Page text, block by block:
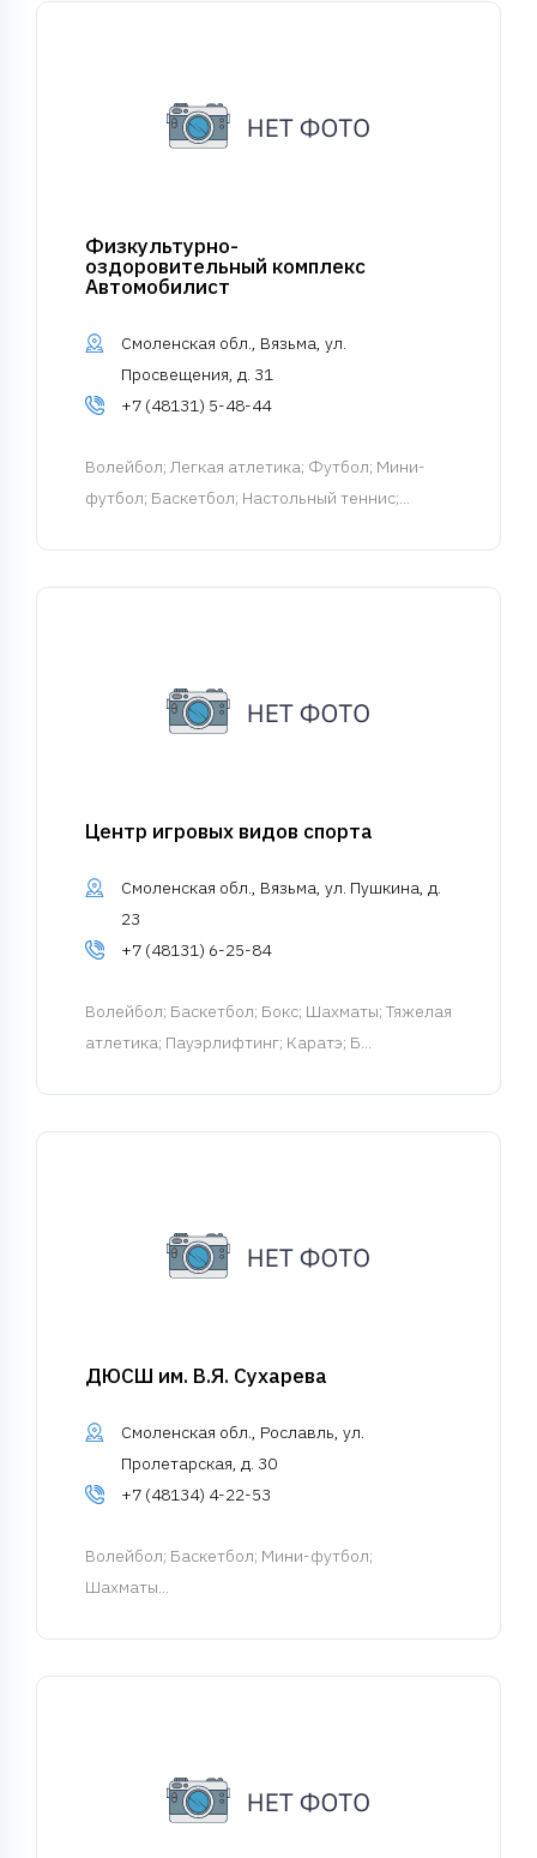
Физкультурно-
оздоровительный комплекс
Автомобилист
Смоленская обл., Вязьма, ул.
Просвещения, д. 31
+7 (48131) 5-48-44
Волейбол; Легкая атлетика; Футбол; Мини-
футбол; Баскетбол; Настольный теннис;...
Центр игровых видов спорта
Смоленская обл., Вязьма, ул. Пушкина, д.
23
+7 (48131) 6-25-84
Волейбол; Баскетбол; Бокс; Шахматы; Тяжелая
атлетика; Пауэрлифтинг; Каратэ; Б...
ДЮСШ им. В.Я. Сухарева
Смоленская обл., Рославль, ул.
Пролетарская, д. 30
+7 (48134) 4-22-53
Волейбол; Баскетбол; Мини-футбол;
Шахматы...